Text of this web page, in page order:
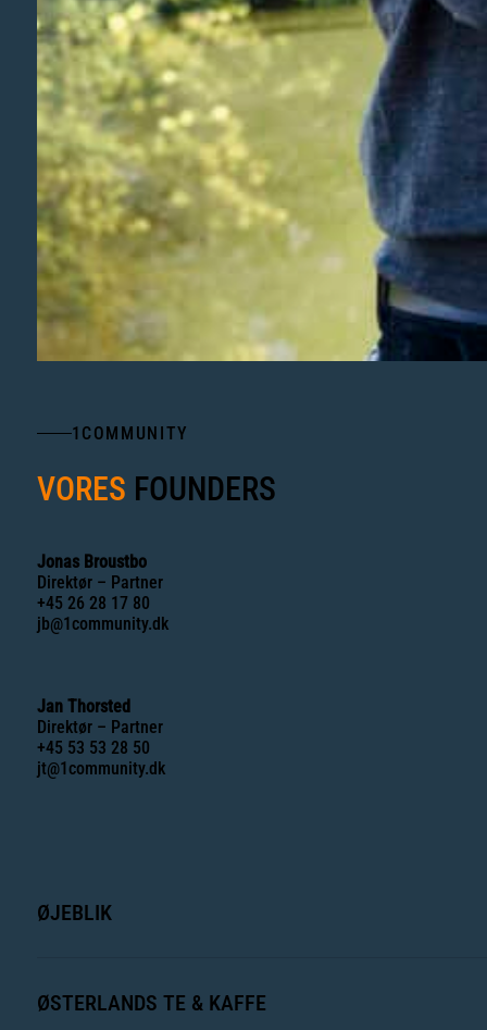
1COMMUNITY
VORES FOUNDERS
Jonas Broustbo
Direktør – Partner
+45 26 28 17 80
jb@1community.dk
Jan Thorsted
Direktør – Partner
+45 53 53 28 50
jt@1community.dk
ØJEBLIK
ØSTERLANDS TE & KAFFE